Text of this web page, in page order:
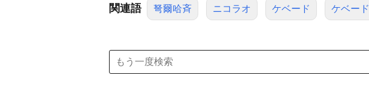
関連語 弩爾哈斉 ニコラオ ケベード ケベード